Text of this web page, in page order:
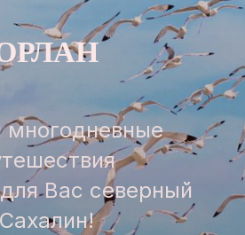
многодневные
Вас северный
Сахалин!